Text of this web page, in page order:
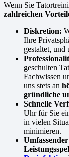
Wenn Sie
zahlreichen
Diskretion:
Ihre
gestaltet, und
geschulten
Fachwissen
uns stets an
gründliche
Schnelle
Uhr für Sie
in vielen
minimieren.